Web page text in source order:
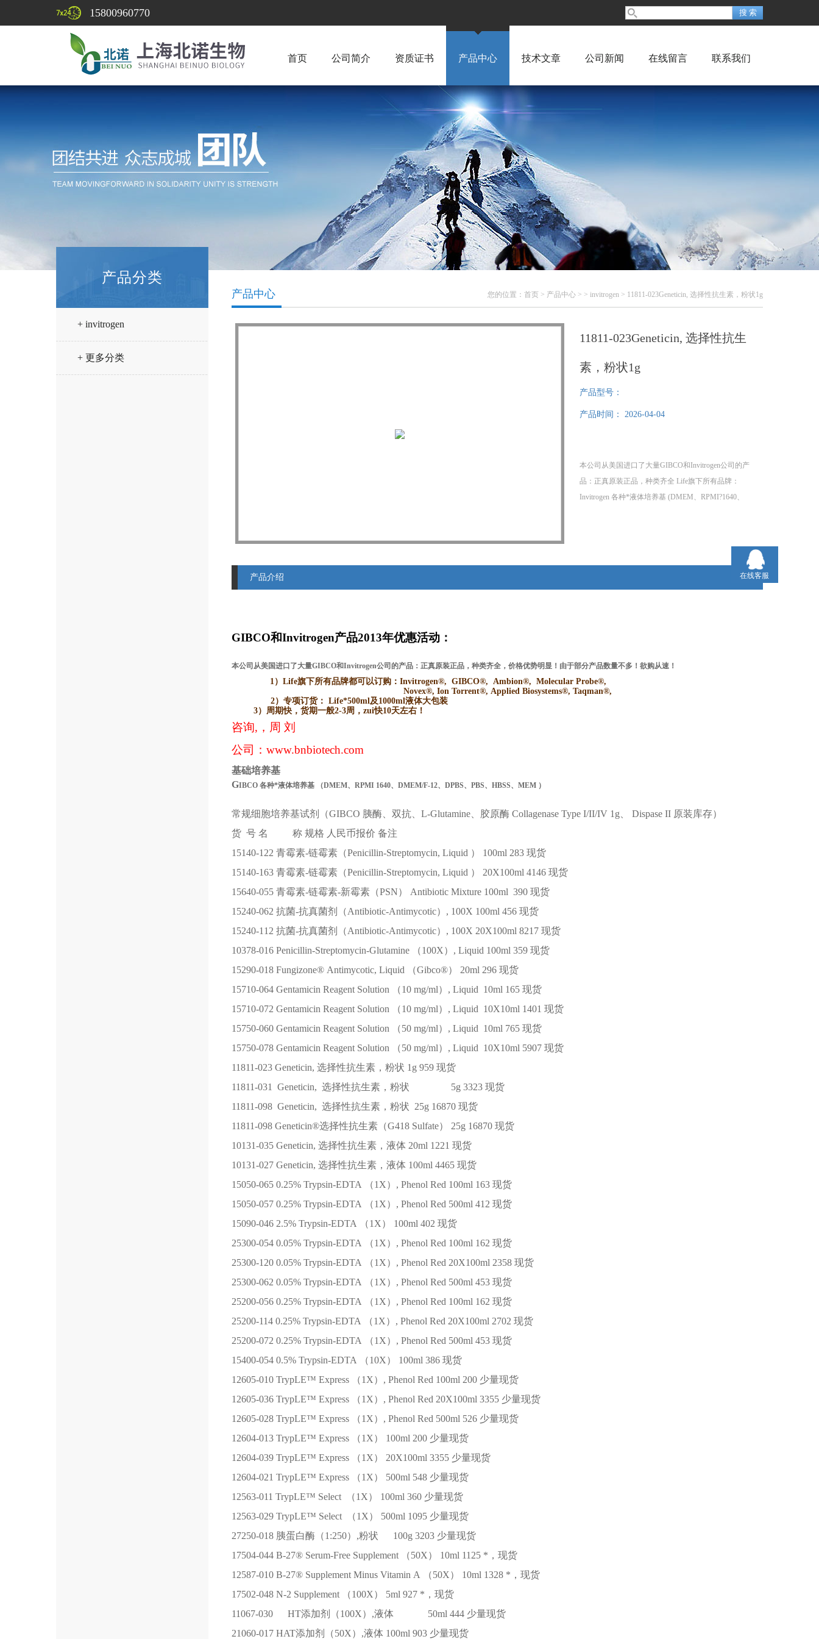
15800960770
首页 公司简介 资质证书 产品中心 技术文章 公司新闻 在线留言 联系我们
产品分类
+ invitrogen
+ 更多分类
您的位置： 首页 > 产品中心 > > invitrogen > 11811-023Geneticin, 选择性抗生素，粉状1g
产品中心
11811-023Geneticin, 选择性抗生
素，粉状1g
产品型号：
产品时间： 2026-04-04
本公司从美国进口了大量GIBCO和Invitrogen公司的产
品：正真原装正品，种类齐全 Life旗下所有品牌：
Invitrogen 各种*液体培养基 (DMEM、RPMI?1640、
产品介绍
GIBCO和Invitrogen产品2013年优惠活动：
本公司从美国进口了大量GIBCO和Invitrogen公司的产品：正真原装正品，种类齐全，价格优势明显！由于部分产品数量不多！欲购从速！
1）Life旗下所有品牌都可以订购：Invitrogen®, GIBCO®, Ambion®, Molecular Probe®,
Novex®, Ion Torrent®, Applied Biosystems®, Taqman®,
2） 专项订货： Life*500ml及1000ml液体大包装
3） 周期快，货期一般2-3周，zui快10天左右！
咨询,，周 刘
公司： www.bnbiotech.com
基础培养基
GIBCO 各种*液体培养基 （DMEM、RPMI 1640、DMEM/F-12、DPBS、PBS、HBSS、MEM ）
常规细胞培养基试剂（GIBCO 胰酶、双抗、L-Glutamine、胶原酶 Collagenase Type I/II/IV 1g、 Dispase II 原装库存）
货 号 名 称 规格 人民币报价 备注
15140-122 青霉素-链霉素（Penicillin-Streptomycin, Liquid ） 100ml 283 现货
15140-163 青霉素-链霉素（Penicillin-Streptomycin, Liquid ） 20X100ml 4146 现货
15640-055 青霉素-链霉素-新霉素（PSN） Antibiotic Mixture 100ml 390 现货
15240-062 抗菌-抗真菌剂（Antibiotic-Antimycotic）, 100X 100ml 456 现货
15240-112 抗菌-抗真菌剂（Antibiotic-Antimycotic）, 100X 20X100ml 8217 现货
10378-016 Penicillin-Streptomycin-Glutamine （100X）, Liquid 100ml 359 现货
15290-018 Fungizone® Antimycotic, Liquid （Gibco®） 20ml 296 现货
15710-064 Gentamicin Reagent Solution （10 mg/ml）, Liquid 10ml 165 现货
15710-072 Gentamicin Reagent Solution （10 mg/ml）, Liquid 10X10ml 1401 现货
15750-060 Gentamicin Reagent Solution （50 mg/ml）, Liquid 10ml 765 现货
15750-078 Gentamicin Reagent Solution （50 mg/ml）, Liquid 10X10ml 5907 现货
11811-023 Geneticin, 选择性抗生素，粉状 1g 959 现货
11811-031
Geneticin, 选择性抗生素，粉状 5g 3323 现货
11811-098 Geneticin, 选择性抗生素，粉状 25g 16870 现货
11811-098 Geneticin®选择性抗生素（G418 Sulfate） 25g 16870 现货
10131-035 Geneticin, 选择性抗生素，液体 20ml 1221 现货
10131-027 Geneticin, 选择性抗生素，液体 100ml 4465 现货
15050-065 0.25% Trypsin-EDTA （1X）, Phenol Red 100ml 163 现货
15050-057 0.25% Trypsin-EDTA （1X）, Phenol Red 500ml 412 现货
15090-046 2.5% Trypsin-EDTA （1X） 100ml 402 现货
25300-054 0.05% Trypsin-EDTA （1X）, Phenol Red 100ml 162 现货
25300-120 0.05% Trypsin-EDTA （1X）, Phenol Red 20X100ml 2358 现货
25300-062 0.05% Trypsin-EDTA （1X）, Phenol Red 500ml 453 现货
25200-056 0.25% Trypsin-EDTA （1X）, Phenol Red 100ml 162 现货
25200-114 0.25% Trypsin-EDTA （1X）, Phenol Red 20X100ml 2702 现货
25200-072 0.25% Trypsin-EDTA （1X）, Phenol Red 500ml 453 现货
15400-054 0.5% Trypsin-EDTA （10X） 100ml 386 现货
12605-010 TrypLE™ Express （1X）, Phenol Red 100ml 200 少量现货
12605-036 TrypLE™ Express （1X）, Phenol Red 20X100ml 3355 少量现货
12605-028 TrypLE™ Express （1X）, Phenol Red 500ml 526 少量现货
12604-013 TrypLE™ Express （1X） 100ml 200 少量现货
12604-039 TrypLE™ Express （1X） 20X100ml 3355 少量现货
12604-021 TrypLE™ Express （1X） 500ml 548 少量现货
12563-011 TrypLE™ Select （1X） 100ml 360 少量现货
12563-029 TrypLE™ Select （1X） 500ml 1095 少量现货
27250-018 胰蛋白酶（1:250）,粉状 100g 3203 少量现货
17504-044 B-27® Serum-Free Supplement （50X） 10ml 1125 *，现货
12587-010 B-27® Supplement Minus Vitamin A （50X） 10ml 1328 *，现货
17502-048 N-2 Supplement （100X） 5ml 927 *，现货
11067-030
HT添加剂（100X）,液体 50ml 444 少量现货
21060-017 HAT添加剂（50X）,液体 100ml 903 少量现货
在线客服